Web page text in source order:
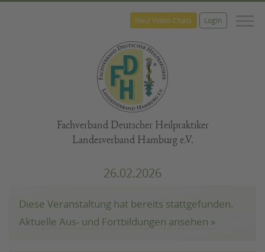
Neu! Video-Chats Login
Fachverband Deutscher Heilpraktiker
Landesverband Hamburg e.V.
26.02.2026
Diese Veranstaltung hat bereits stattgefunden.
Aktuelle Aus- und Fortbildungen ansehen »